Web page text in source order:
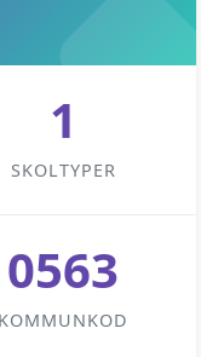
1
SKOLTYPER
0563
KOMMUNKOD